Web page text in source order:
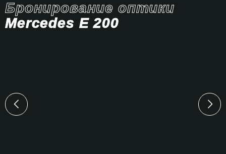
Бронирование оптики
Mercedes E 200